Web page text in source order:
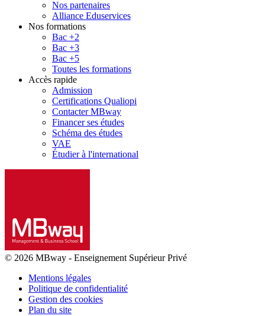
Nos partenaires
Alliance Eduservices
Nos formations
Bac +2
Bac +3
Bac +5
Toutes les formations
Accès rapide
Admission
Certifications Qualiopi
Contacter MBway
Financer ses études
Schéma des études
VAE
Étudier à l'international
© 2026 MBway - Enseignement Supérieur Privé
Mentions légales
Politique de confidentialité
Gestion des cookies
Plan du site